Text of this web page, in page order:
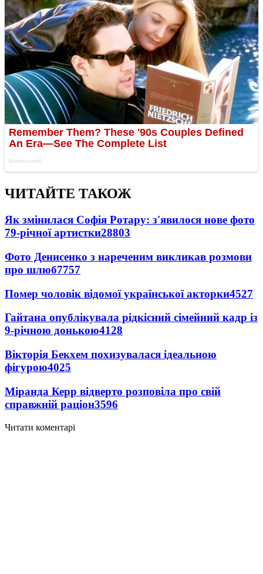
ЧИТАЙТЕ ТАКОЖ
Як змінилася Софія Ротару: з'явилося нове фото
79-річної артистки28803
Фото Денисенко з нареченим викликав розмови
про шлюб7757
Помер чоловік відомої української акторки4527
Гайтана опублікувала рідкісний сімейний кадр із
9-річною донькою4128
Вікторія Бекхем похизувалася ідеальною
фігурою4025
Міранда Керр відверто розповіла про свій
справжній раціон3596
Читати коментарі